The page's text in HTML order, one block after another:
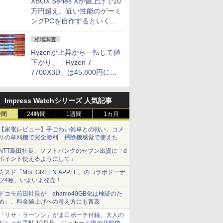
万円超え。近い性能のゲーミ
ングPCを自作するといくら
になる？
相場調査
Ryzenが上昇から一転して値
下がり、「Ryzen 7
7700X3D」は45,800円に急
との価格逆転解消 [8月前半の
CPU価格]
Impress Watchシリーズ 人気記事
24時間 1週間 1カ月
家電レビュー】手ごわい雑草との戦い、コメ
の草刈機で完全勝利 掃除機感覚で使えた
島田社長、ソフトバンクのセブン出資に「d
イント使えるようにして」
スド「Mrs. GREEN APPLE」のコラボドーナ
4種、いよいよ発売！
コモ前田社長が「ahamo40GB化は検証のた
」、料金値上げへの考え方にも言及
リサ・ラーソン」がま口ポーチ付録、大人の